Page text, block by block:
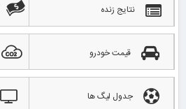
نتایج زنده
قیمت خودرو
جدول لیگ ها